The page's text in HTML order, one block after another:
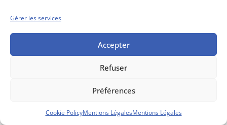
Gérer les services
Accepter
Refuser
Préférences
Cookie PolicyMentions LégalesMentions Légales